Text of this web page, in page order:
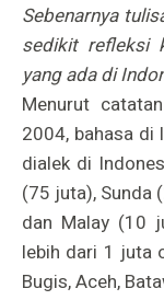
Sebenarnya
sedikit refleksi
yang ada di
Menurut
2004, bahasa di
dialek di
(75 juta), Sunda
dan Malay (10
lebih dari 1 juta
Bugis, Aceh,